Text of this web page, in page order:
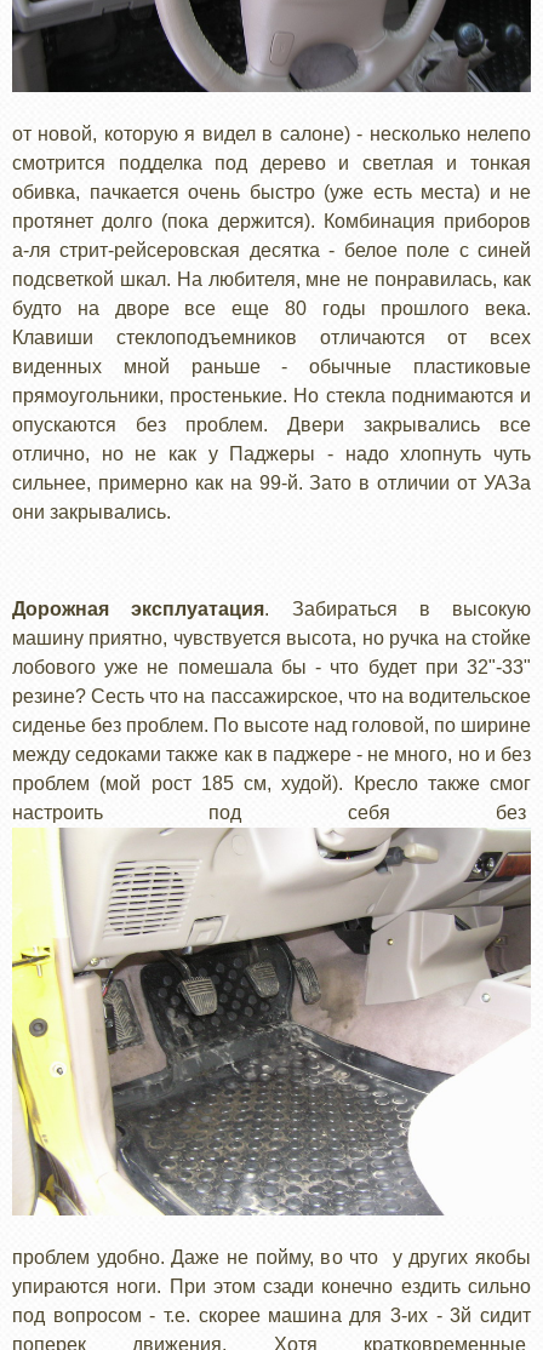
от новой, которую я видел в салоне) - несколько нелепо
смотрится подделка под дерево и светлая и тонкая
обивка, пачкается очень быстро (уже есть места) и не
протянет долго (пока держится). Комбинация приборов
а-ля стрит-рейсеровская десятка - белое поле с синей
подсветкой шкал. На любителя, мне не понравилась, как
будто на дворе все еще 80 годы прошлого века.
Клавиши стеклоподъемников отличаются от всех
виденных мной раньше - обычные пластиковые
прямоугольники, простенькие. Но стекла поднимаются и
опускаются без проблем. Двери закрывались все
отлично, но не как у Паджеры - надо хлопнуть чуть
сильнее, примерно как на 99-й. Зато в отличии от УАЗа
они закрывались.
Дорожная эксплуатация. Забираться в высокую
машину приятно, чувствуется высота, но ручка на стойке
лобового уже не помешала бы - что будет при 32"-33"
резине? Сесть что на пассажирское, что на водительское
сиденье без проблем. По высоте над головой, по ширине
между седоками также как в паджере - не много, но и без
проблем (мой рост 185 см, худой). Кресло также смог
настроить под себя без
проблем удобно. Даже не пойму, во что у других якобы
упираются ноги. При этом сзади конечно ездить сильно
под вопросом - т.е. скорее машина для 3-их - 3й сидит
поперек движения. Хотя кратковременные